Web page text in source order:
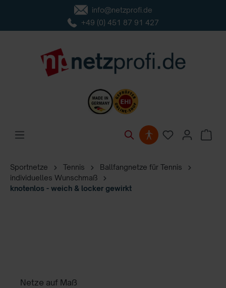
info@netzprofi.de
+49 (0) 451 87 91 427
Sportnetze Tennis
Ballfangnetze für Tennis
individuelles Wunschmaß
knotenlos - weich & locker gewirkt
Netze auf Maß